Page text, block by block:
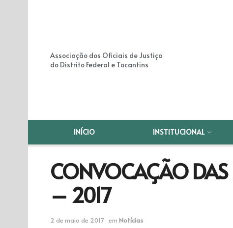
Associação dos Oficiais de Justiça
do Distrito Federal e Tocantins
INÍCIO INSTITUCIONAL
CONVOCAÇÃO DAS
– 2017
2 de maio de 2017 em Notícias